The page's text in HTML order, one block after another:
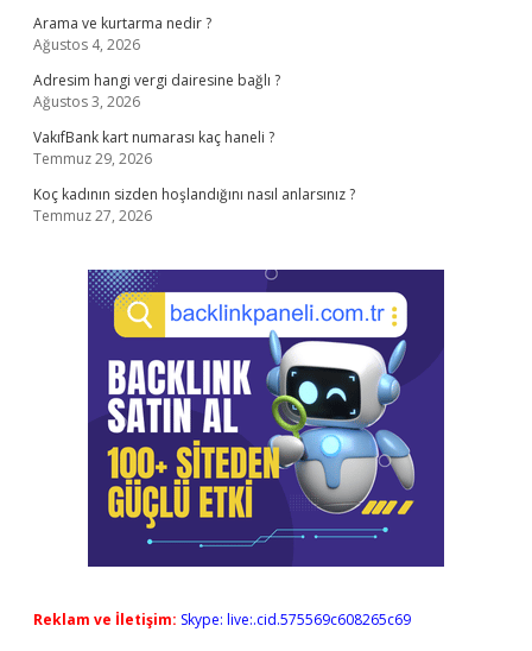
Arama ve kurtarma nedir ?
Ağustos 4, 2026
Adresim hangi vergi dairesine bağlı ?
Ağustos 3, 2026
VakıfBank kart numarası kaç haneli ?
Temmuz 29, 2026
Koç kadının sizden hoşlandığını nasıl anlarsınız ?
Temmuz 27, 2026
Reklam ve İletişim: Skype: live:.cid.575569c608265c69